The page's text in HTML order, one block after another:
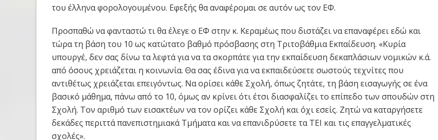
του έλληνα φορολογουμένου. Εφεξής θα αναφέρομαι σε αυτόν ως τον ΕΦ.
Προσπαθώ να φανταστώ τι θα έλεγε ο ΕΦ στην κ. Κεραμέως που διστάζει να επαναφέρει εδώ και
τώρα τη βάση του 10 ως κατώτατο βαθμό πρόσβασης στη Τριτοβάθμια Εκπαίδευση. «Κυρία
υπουργέ, δεν σας δίνω τα λεφτά για να τα σκορπάτε για την εκπαίδευση δεκαπλάσιων νομικών κ.ά.
από όσους χρειάζεται η κοινωνία. Θα σας έδινα για να εκπαιδεύσετε σωστούς τεχνίτες που
αντιθέτως χρειάζεται επειγόντως. Να ορίσει κάθε Σχολή, όπως ζητάτε, τη βάση εισαγωγής σε ένα
βασικό μάθημα, πάνω από το 10, όμως αν κρίνει ότι έτσι διασφαλίζει το επίπεδο των σπουδών στη
Σχολή. Τον αριθμό των εισακτέων να τον ορίζει κάθε Σχολή και όχι εσείς. Ζητώ να καταργήσετε
δεκάδες περιττά πανεπιστημιακά Τμήματα και να επανιδρύσετε τα ΤΕΙ και τις επαγγελματικές
σχολές».